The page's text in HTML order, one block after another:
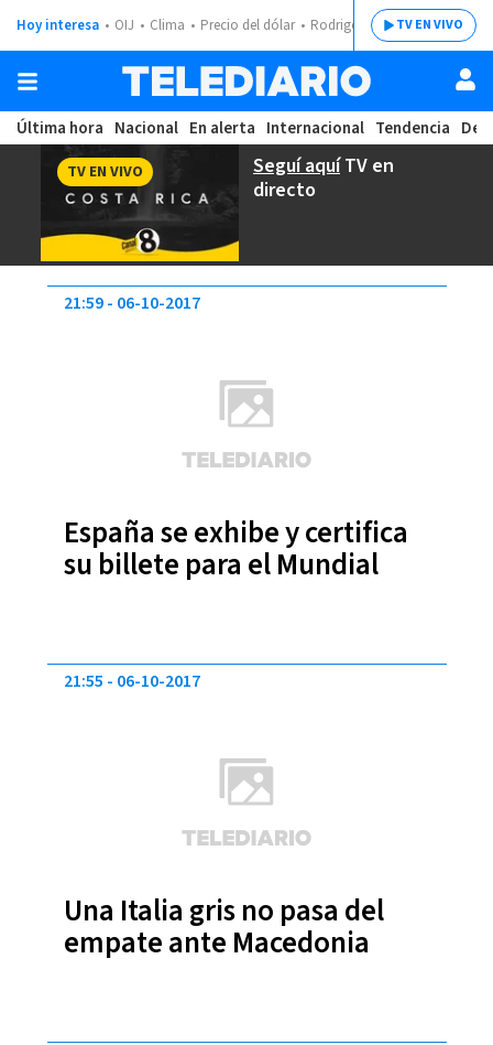
Hoy interesa OIJ Clima Precio del dólar Rodrigo ChavesTV EN VIVO
Última hora Nacional En alerta Internacional Tendencia
Seguí aquíTV en
directo
TV EN VIVO
España se exhibe y certifica
su billete para el Mundial
21:59 06-10-2017
Una Italia gris no pasa del
empate ante Macedonia
21:55 06-10-2017